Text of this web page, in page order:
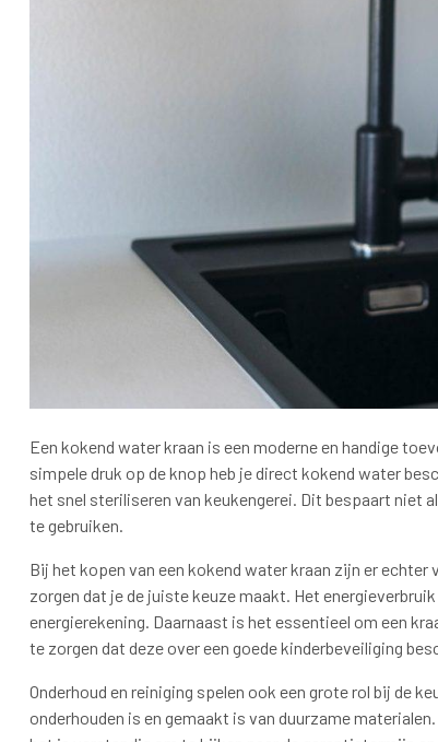
Een kokend water kraan is een moderne en handige
simpele druk op de knop heb je direct kokend water
het snel steriliseren van keukengerei. Dit bespaart niet
te gebruiken.
Bij het kopen van een kokend water kraan zijn er
zorgen dat je de juiste keuze maakt. Het
energierekening. Daarnaast is het essentieel om een
te zorgen dat deze over een goede kinderbeveiliging
Onderhoud en reiniging spelen ook een grote rol bij de
onderhouden is en gemaakt is van duurzame